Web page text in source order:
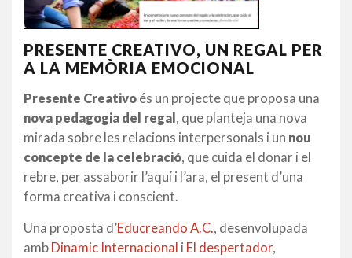
PRESENTE CREATIVO, UN REGAL PER
A LA MEMÒRIA EMOCIONAL
Presente Creativo és un projecte que proposa una
nova pedagogia del regal, que planteja una nova
mirada sobre les relacions interpersonals i un nou
concepte de la celebració, que cuida el donar i el
rebre, per assaborir l’aquí i l’ara, el present d’una
forma creativa i conscient.
Una proposta d’Educreando A.C., desenvolupada
amb Dinamic Internacional i El despertador,